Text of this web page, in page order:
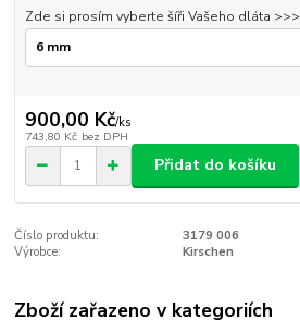
Zde si prosím vyberte šíři Vašeho dláta >>>
900,00 Kč/ks
743,80 Kč bez DPH
Přidat do košíku
Číslo produktu:
3179 006
Výrobce:
Kirschen
Zboží zařazeno v kategoriích